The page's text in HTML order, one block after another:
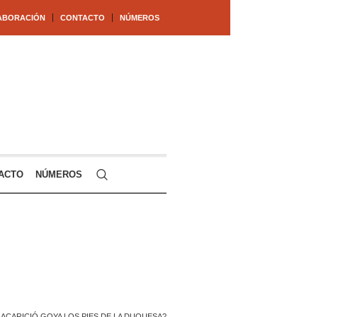
CONTACTO NÚMEROS
NÚMEROS